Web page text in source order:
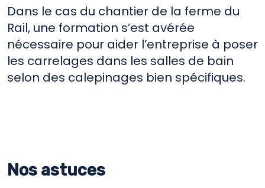
Dans le cas du chantier de la ferme du
Rail, une formation s’est avérée
nécessaire pour aider l’entreprise à poser
les carrelages dans les salles de bain
selon des calepinages bien spécifiques.
Nos astuces